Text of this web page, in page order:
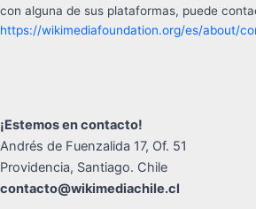
con alguna de sus plataformas, puede
https://wikimediafoundation.org/es/about/
¡Estemos en contacto!
Andrés de Fuenzalida 17, Of. 51
Providencia, Santiago. Chile
contacto@wikimediachile.cl